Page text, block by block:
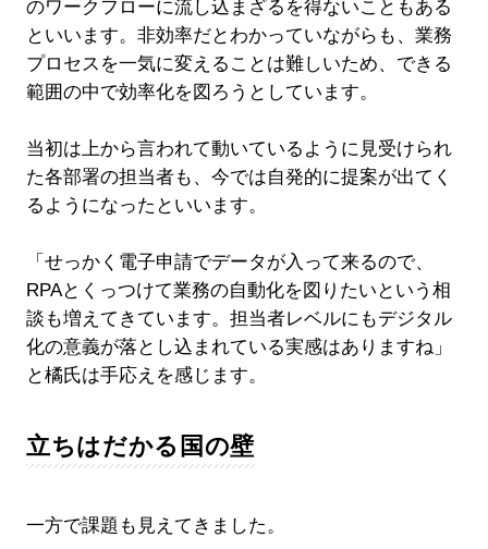
のワークフローに流し込まざるを得ないこともある
といいます。非効率だとわかっていながらも、業務
プロセスを一気に変えることは難しいため、できる
範囲の中で効率化を図ろうとしています。
当初は上から言われて動いているように見受けられ
た各部署の担当者も、今では自発的に提案が出てく
るようになったといいます。
「せっかく電子申請でデータが入って来るので、
RPAとくっつけて業務の自動化を図りたいという相
談も増えてきています。担当者レベルにもデジタル
化の意義が落とし込まれている実感はありますね」
と橘氏は手応えを感じます。
立ちはだかる国の壁
一方で課題も見えてきました。